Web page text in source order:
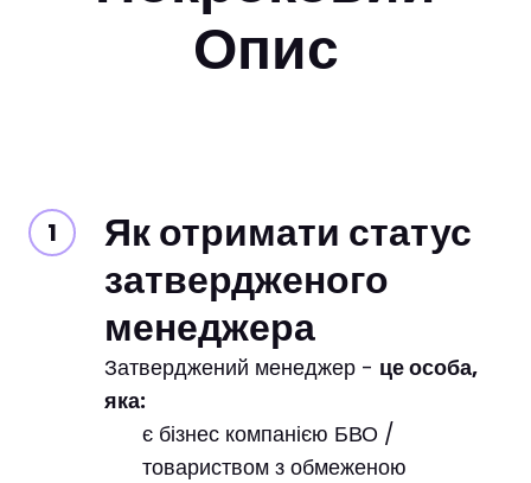
Опис
Як отримати статус
затвердженого
менеджера
Затверджений менеджер - це особа,
яка:
є бізнес компанією БВО /
товариством з обмеженою